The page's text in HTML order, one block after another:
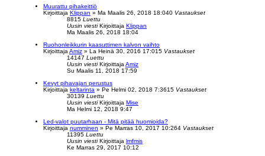
Muurattu pihakeittiö
Kirjoittaja Klippan » Ma Maalis 26, 2018 18:040 Vastaukset
8815 Luettu
Uusin viesti Kirjoittaja Klippan
Ma Maalis 26, 2018 18:04
Ruohonleikkurin kaasuttimen kalvon vaihto
KirjoittajaAmiz » La Heinä 30, 2016 17:015 Vastaukset
14147 Luettu
Uusin viesti KirjoittajaAmiz
Su Maalis 11, 2018 17:59
Kevyt pihavajan perustus
Kirjoittaja keltarinta » Pe Helmi 02, 2018 7:3615 Vastaukset
30139 Luettu
Uusin viesti Kirjoittaja Mise
Ma Helmi 12, 2018 9:47
Led-valot puutarhaan - Mitä pitää huomioida?
Kirjoittaja numminen » Pe Marras 10, 2017 10:264 Vastaukset
11395 Luettu
Uusin viesti Kirjoittaja lmfmis
Ke Marras 29, 2017 10:12